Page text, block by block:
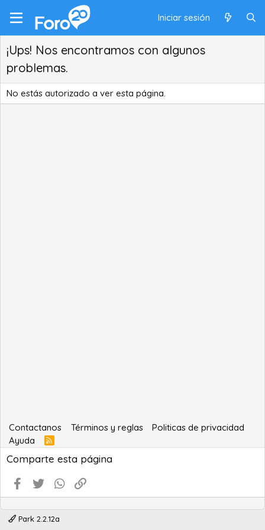
Iniciar sesión
¡Ups! Nos encontramos con algunos
problemas.
No estás autorizado a ver esta página.
Contactanos Términos y reglas
Politicas de privacidad
Ayuda
R
S
S
Comparte esta página
Facebook
Twitter WhatsApp
Park 2.2.12a